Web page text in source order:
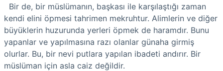
Bir de, bir müslümanın, başkası ile karşılaştığı zaman
kendi elini öpmesi tahrimen mekruhtur. Alimlerin ve diğer
büyüklerin huzurunda yerleri öpmek de haramdır. Bunu
yapanlar ve yapılmasına razı olanlar günaha girmiş
olurlar. Bu, bir nevi putlara yapılan ibadeti andırır. Bir
müslüman için asla caiz değildir.